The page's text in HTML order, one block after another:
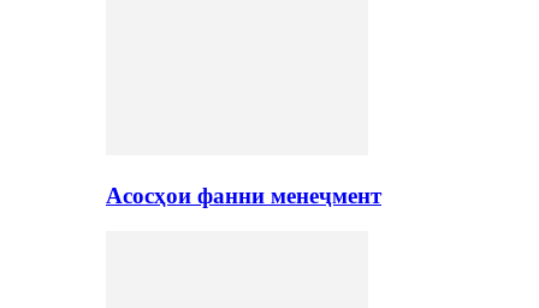
Асосҳои фанни менеҷмент